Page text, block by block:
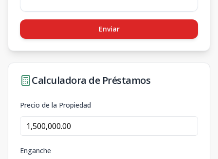
Enviar
Calculadora de Préstamos
Precio de la Propiedad
Enganche